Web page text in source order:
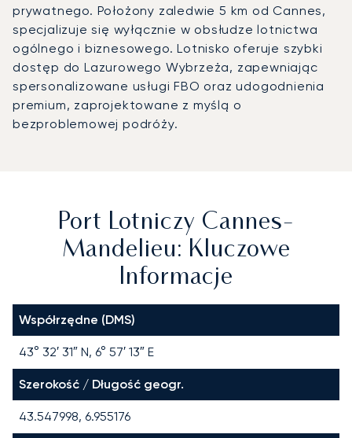
prywatnego. Położony zaledwie 5 km od Cannes,
specjalizuje się wyłącznie w obsłudze lotnictwa
ogólnego i biznesowego. Lotnisko oferuje szybki
dostęp do Lazurowego Wybrzeża, zapewniając
spersonalizowane usługi FBO oraz udogodnienia
premium, zaprojektowane z myślą o
bezproblemowej podróży.
Port Lotniczy Cannes-
Mandelieu: Kluczowe
Informacje
Współrzędne (DMS)
43° 32′ 31″ N, 6° 57′ 13″ E
Szerokość / Długość geogr.
43.547998, 6.955176